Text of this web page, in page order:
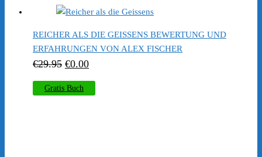
REICHER ALS DIE GEISSENS BEWERTUNG UND
ERFAHRUNGEN VON ALEX FISCHER
€29.95 Ursprünglicher
Preis
war:
€0.00Aktueller
Preis
ist:
Gratis Buch